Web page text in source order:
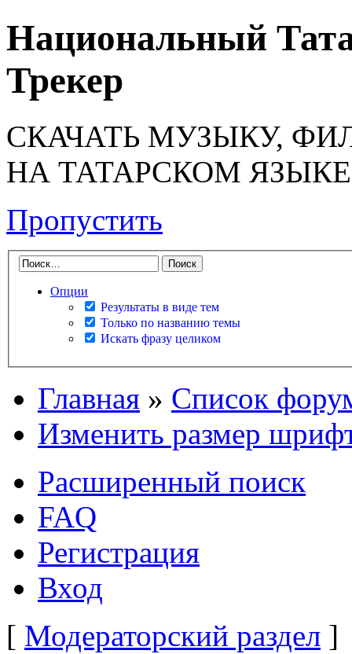
Национальный
Трекер
СКАЧАТЬ МУЗЫКУ,
НА ТАТАРСКОМ ЯЗЫКЕ
Пропустить
Опции
Результаты в виде тем
Только по названию темы
Искать фразу целиком
Главная » Список
Изменить размер
Расширенный поиск
FAQ
Регистрация
Вход
[ Модераторский раздел ]